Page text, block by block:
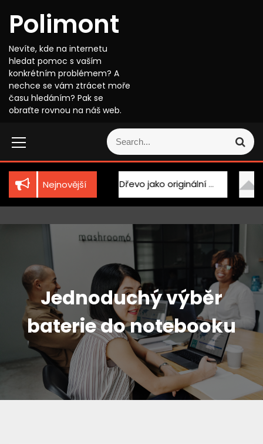
t
Polimont
Nevíte, kde na internetu
hledat pomoc s vaším
konkrétním problémem? A
nechce se vám ztrácet moře
času hledáním? Pak se
obraťte rovnou na náš web.
S
e
a
o
r
S
a
h
Nejnovější
technika Dřevo jako originální doplněk
Jednoduchý výběr
baterie do notebooku